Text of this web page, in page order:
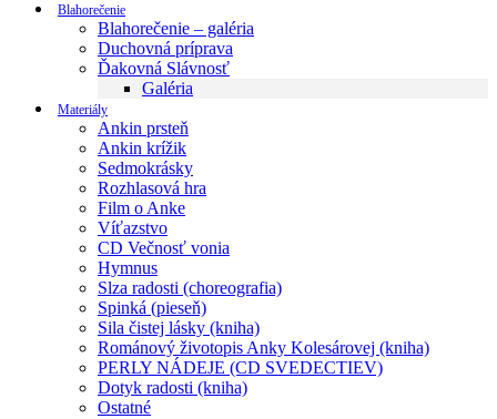
Blahorečenie
Blahorečenie – galéria
Duchovná príprava
Ďakovná Slávnosť
Galéria
Materiály
Ankin prsteň
Ankin krížik
Sedmokrásky
Rozhlasová hra
Film o Anke
Víťazstvo
CD Večnosť vonia
Hymnus
Slza radosti (choreografia)
Spinká (pieseň)
Sila čistej lásky (kniha)
Románový životopis Anky Kolesárovej (kniha)
PERLY NÁDEJE (CD SVEDECTIEV)
Dotyk radosti (kniha)
Ostatné